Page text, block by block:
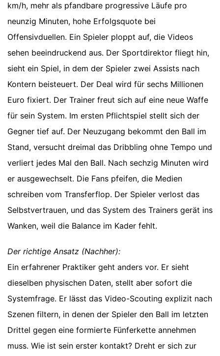
km/h, mehr als pfandbare progressive Läufe pro
neunzig Minuten, hohe Erfolgsquote bei
Offensivduellen. Ein Spieler ploppt auf, die Videos
sehen beeindruckend aus. Der Sportdirektor fliegt hin,
sieht ein Spiel, in dem der Spieler zwei Assists nach
Kontern beisteuert. Der Deal wird für sechs Millionen
Euro fixiert. Der Trainer freut sich auf eine neue Waffe
für sein System. Im ersten Pflichtspiel stellt sich der
Gegner tief auf. Der Neuzugang bekommt den Ball im
Stand, versucht dreimal das Dribbling ohne Tempo und
verliert jedes Mal den Ball. Nach sechzig Minuten wird
er ausgewechselt. Die Fans pfeifen, die Medien
schreiben vom Transferflop. Der Spieler verlost das
Selbstvertrauen, und das System des Trainers gerät ins
Wanken, weil die Balance im Kader fehlt.
Der richtige Ansatz (Nachher):
Ein erfahrener Praktiker geht anders vor. Er sieht
dieselben physischen Daten, stellt aber sofort die
Systemfrage. Er lässt das Video-Scouting explizit nach
Szenen filtern, in denen der Spieler den Ball im letzten
Drittel gegen eine formierte Fünferkette annehmen
muss. Wie ist sein erster kontakt? Dreht er sich zur